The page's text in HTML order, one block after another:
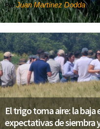
PorJuan Martínez Dodda
El trigo toma aire: la baja
expectativas de siembra